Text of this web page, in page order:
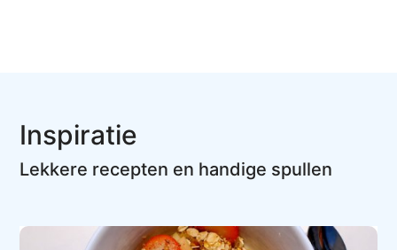
Inspiratie
Lekkere recepten en handige spullen